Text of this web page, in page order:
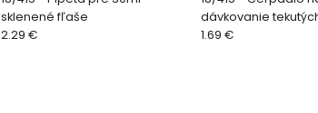
sklenené fľaše
2.29 €
dávkovanie
1.69 €